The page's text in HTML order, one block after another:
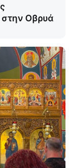
Οβρυά